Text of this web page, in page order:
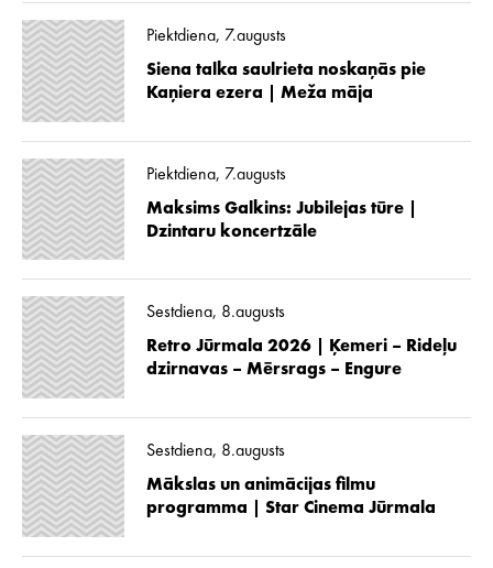
Piektdiena, 7.augusts
Siena talka saulrieta noskaņās pie
Kaņiera ezera | Meža māja
Piektdiena, 7.augusts
Maksims Galkins: Jubilejas tūre |
Dzintaru koncertzāle
Sestdiena, 8.augusts
Retro Jūrmala 2026 | Ķemeri – Rideļu
dzirnavas – Mērsrags – Engure
Sestdiena, 8.augusts
Mākslas un animācijas filmu
programma | Star Cinema Jūrmala